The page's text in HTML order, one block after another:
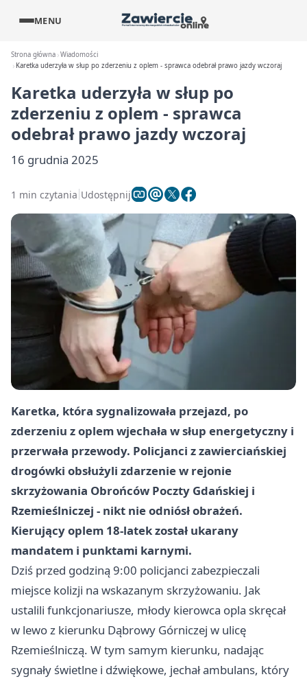
MENU
Strona główna Wiadomości
Karetka uderzyła w słup po zderzeniu z oplem - sprawca odebrał prawo jazdy wczoraj
Karetka uderzyła w słup po
zderzeniu z oplem - sprawca
odebrał prawo jazdy wczoraj
16 grudnia 2025
1 min czytania Udostępnij
Karetka, która sygnalizowała przejazd, po
zderzeniu z oplem wjechała w słup energetyczny i
przerwała przewody. Policjanci z zawierciańskiej
drogówki obsłużyli zdarzenie w rejonie
skrzyżowania Obrońców Poczty Gdańskiej i
Rzemieślniczej - nikt nie odniósł obrażeń.
Kierujący oplem 18-latek został ukarany
mandatem i punktami karnymi.
Dziś przed godziną 9:00 policjanci zabezpieczali
miejsce kolizji na wskazanym skrzyżowaniu. Jak
ustalili funkcjonariusze, młody kierowca opla skręcał
w lewo z kierunku Dąbrowy Górniczej w ulicę
Rzemieślniczą. W tym samym kierunku, nadając
sygnały świetlne i dźwiękowe, jechał ambulans, który